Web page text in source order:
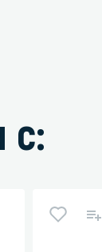
с: